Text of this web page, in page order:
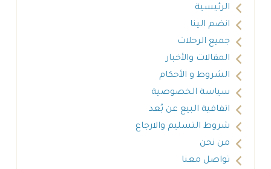
الرئيسية
انضم الينا
جميع الرحلات
المقالات والأخبار
الشروط و الأحكام
سياسة الخصوصية
اتفاقية البيع عن بُعد
شروط التسليم والارجاع
من نحن
تواصل معنا